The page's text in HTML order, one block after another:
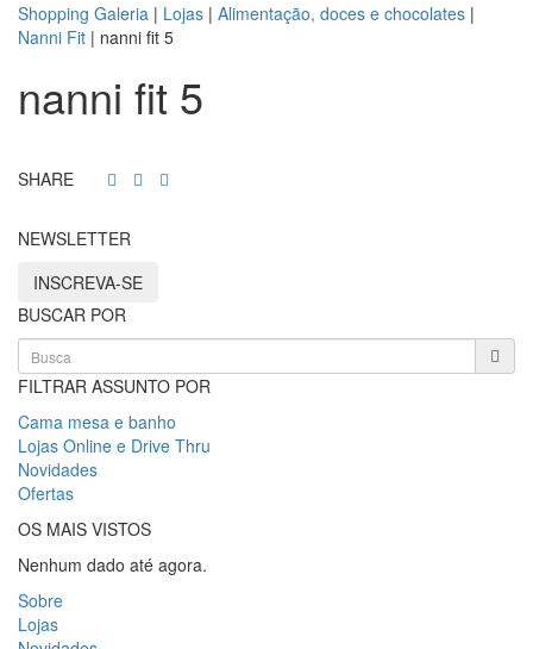
Shopping Galeria | Lojas | Alimentação, doces e chocolates |
Nanni Fit | nanni fit 5
nanni fit 5
SHARE
NEWSLETTER
INSCREVA-SE
BUSCAR POR
FILTRAR ASSUNTO POR
Cama mesa e banho
Lojas Online e Drive Thru
Novidades
Ofertas
OS MAIS VISTOS
Nenhum dado até agora.
Sobre
Lojas